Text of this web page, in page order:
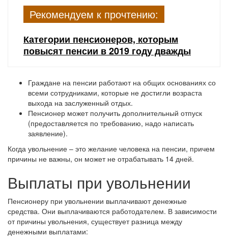
Рекомендуем к прочтению:
Категории пенсионеров, которым
повысят пенсии в 2019 году дважды
Граждане на пенсии работают на общих основаниях со
всеми сотрудниками, которые не достигли возраста
выхода на заслуженный отдых.
Пенсионер может получить дополнительный отпуск
(предоставляется по требованию, надо написать
заявление).
Когда увольнение – это желание человека на пенсии, причем
причины не важны, он может не отрабатывать 14 дней.
Выплаты при увольнении
Пенсионеру при увольнении выплачивают денежные
средства. Они выплачиваются работодателем. В зависимости
от причины увольнения, существует разница между
денежными выплатами: